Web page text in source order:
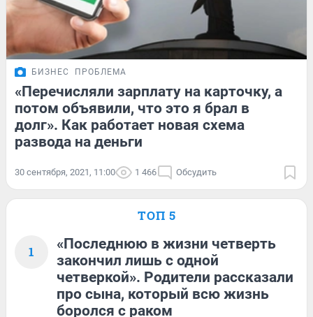
БИЗНЕС ПРОБЛЕМА
«Перечисляли зарплату на карточку, а
потом объявили, что это я брал в
долг». Как работает новая схема
развода на деньги
30 сентября, 2021, 11:00 1 466 Обсудить
ТОП 5
1
«Последнюю в жизни четверть
закончил лишь с одной
четверкой». Родители рассказали
про сына, который всю жизнь
боролся с раком